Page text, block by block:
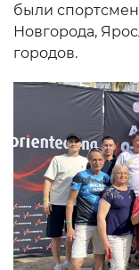
были
Новгорода,
городов.